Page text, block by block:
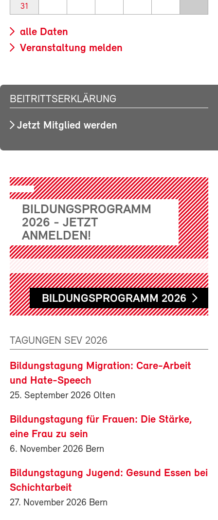
31
alle Daten
Veranstaltung melden
BEITRITTSERKLÄRUNG
Jetzt Mitglied werden
BILDUNGSPROGRAMM
2026 - JETZT
ANMELDEN!
BILDUNGSPROGRAMM 2026
TAGUNGEN SEV 2026
Bildungstagung Migration: Care-Arbeit
und Hate-Speech
25. September 2026 Olten
Bildungstagung für Frauen: Die Stärke,
eine Frau zu sein
6. November 2026 Bern
Bildungstagung Jugend: Gesund Essen bei
Schichtarbeit
27. November 2026 Bern